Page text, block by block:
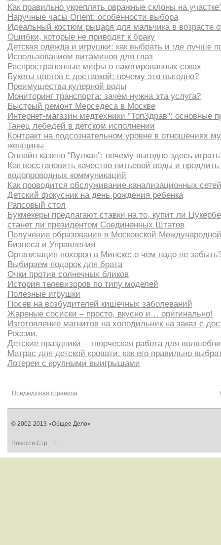
Как правильно укреплять овражные склоны на
Наручные часы Orient: особенности выбора
Идеальный костюм рыцаря для мальчика в возрасте
Ошибки, которые не приводят к браку
Детская одежда и игрушки: как выбрать и где лучше
Использованием витаминов для глаз
Распространенные мифы о пакетированных соках
Букеты цветов с доставкой: почему это выгодно?
Преимущества кулерной воды
Мониторинг транспорта: зачем нужна эта услуга?
Быстрый ремонт Мерседеса в Москве
Интернет-магазин медтехники "ТопЗдрав": основные
Танец лебедей в детском исполнении
Контракт на подсознательном уровне в отношениях
женщины
Онлайн казино "Вулкан": почему выгодно здесь
Как восстановить качество питьевой воды и
водопроводных коммуникаций
Как проводится обслуживание канализационных сетей
Детский фокусник на день рождения ребенка
Рапсовый стол
Букмекеры предлагают ставки на то, купит ли
станет ли президентом Соединенных Штатов
Получение образования в Московской
Бизнеса и Управления
Организация похорон в Минске: о чем надо не
Выбираем подарок для брата
Очки против солнечных бликов
История телевизоров по типу моделей
Полезные игрушки
Посев на возбудителей кишечных заболеваний
Жареные сосиски – просто, вкусно и… оригинально!
Изготовление магнитов на холодильник на заказ с
России.
Детские праздники – творческая работа для
Матрас для детской кровати: как его правильно
Лотереи с крупными выигрышами
Предыдущая страница
© 2002-2013 «Общее Дело»
Новости.Стр: 1